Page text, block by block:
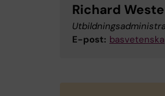
Richard
E-post: